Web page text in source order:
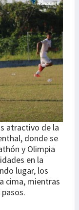
atractivo de la
donde se
y Olimpia
en la
lugar, los
cima, mientras